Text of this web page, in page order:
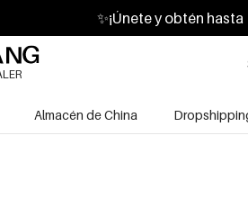
✨¡Únete y obtén
Almacén de China